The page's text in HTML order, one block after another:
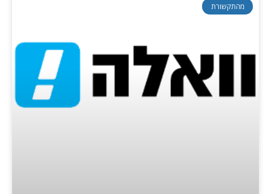
מהתקשורת